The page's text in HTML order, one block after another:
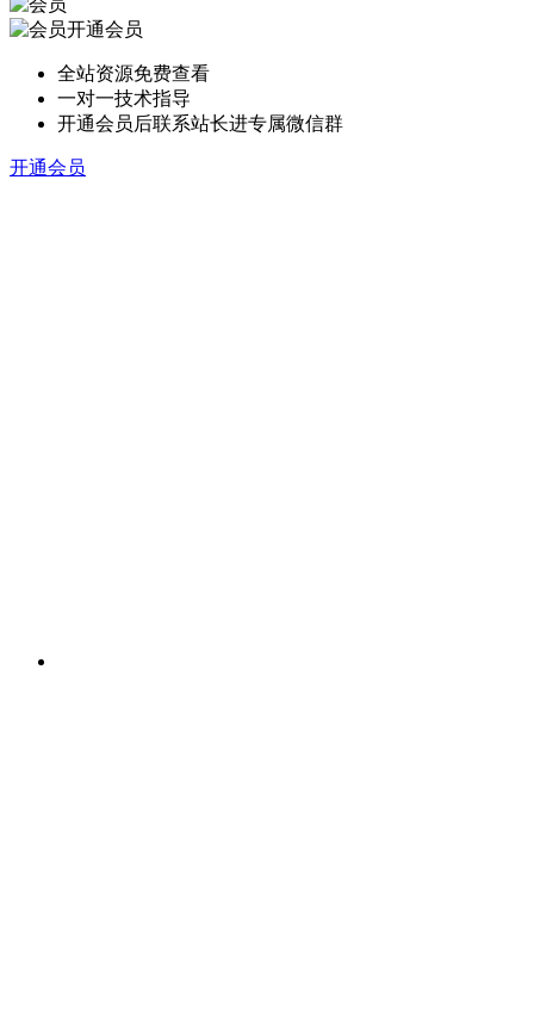
开通会员
全站资源免费查看
一对一技术指导
开通会员后联系站长进专属微信群
开通会员